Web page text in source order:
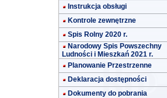
Instrukcja obsługi
Kontrole zewnętrzne
Spis Rolny 2020 r.
Narodowy Spis Powszechny
Ludności i Mieszkań 2021 r.
Planowanie Przestrzenne
Deklaracja dostępności
Dokumenty do pobrania